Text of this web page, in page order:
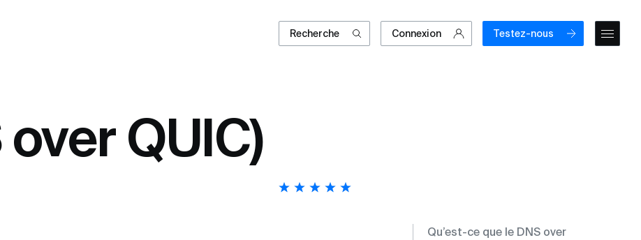
Recherche Connexion Testez-nous
QUIC)
Qu’est-ce que le DNS over